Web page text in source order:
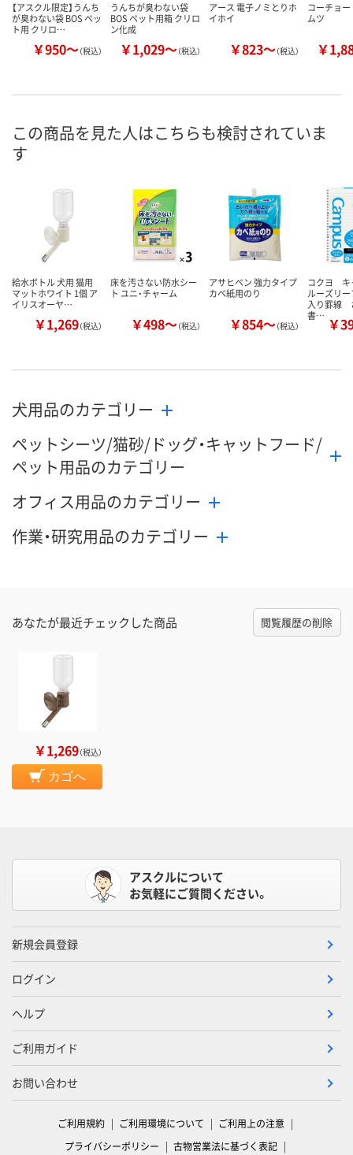
【アスクル限定】うんち
が臭わない袋 BOS ペッ
ト用 クリロ…
￥950～（税込）
うんちが臭わない袋
BOS ペット用箱 クリロ
ン化成
￥1,029～（税込）
アース 電子ノミとりホ
イホイ
￥823～（税込）
コーチョ
ムツ
￥
この商品を見た人はこちらも検討されていま
す
給水ボトル 犬用 猫用
マットホワイト 1個 ア
イリスオーヤ…
￥1,269（税込）
床を汚さない防水シー
ト ユニ・チャーム
￥498～（税込）
アサヒペン 強力タイプ
カベ紙用のり
￥854～（税込）
コクヨ
ルーズリ
入り罫線
書… ￥
犬用品のカテゴリー
ペットシーツ/猫砂/ドッグ・キャットフード/
ペット用品のカテゴリー
オフィス用品のカテゴリー
作業・研究用品のカテゴリー
あなたが最近チェックした商品 閲覧履歴の削除
￥1,269（税込）
カゴへ
アスクルについて
お気軽にご質問ください。
新規会員登録
ログイン
ヘルプ
ご利用ガイド
お問い合わせ
ご利用規約 ご利用環境について
ご利用上の注意
プライバシーポリシー
古物営業法に基づく表記